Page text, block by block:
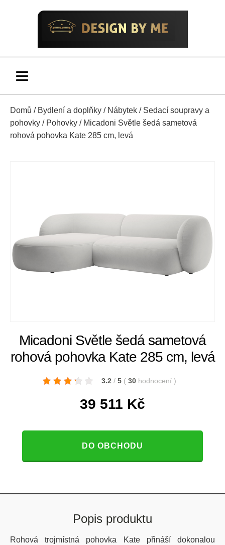
Domů / Bydlení a doplňky / Nábytek / Sedací soupravy a
pohovky / Pohovky / Micadoni Světle šedá sametová
rohová pohovka Kate 285 cm, levá
Micadoni Světle šedá sametová
rohová pohovka Kate 285 cm, levá
3.2 / 5 ( 30 hodnocení )
39 511 Kč
DO OBCHODU
Popis produktu
Rohová trojmístná pohovka Kate přináší dokonalou